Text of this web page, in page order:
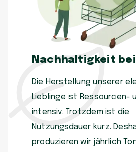
Nachhaltigkeit bei
Die Herstellung unserer
Lieblinge ist Ressourcen-
intensiv. Trotzdem ist die
Nutzungsdauer kurz.
produzieren wir jährlich